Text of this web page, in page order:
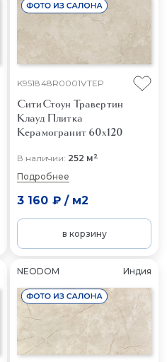
K951848R0001VTEP
СитиСтоун Травертин
Клауд Плитка
Керамогранит 60x120
В наличии: 252 м2
Подробнее
3 160 ₽/ м2
в корзину
NEODOM Индия